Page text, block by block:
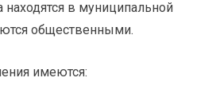
в муниципальной
общественными.
имеются: